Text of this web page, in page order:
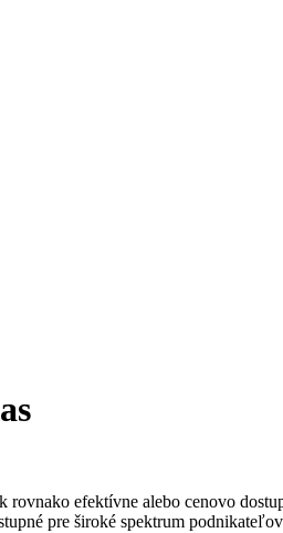
efektívne alebo cenovo
pre široké spektrum